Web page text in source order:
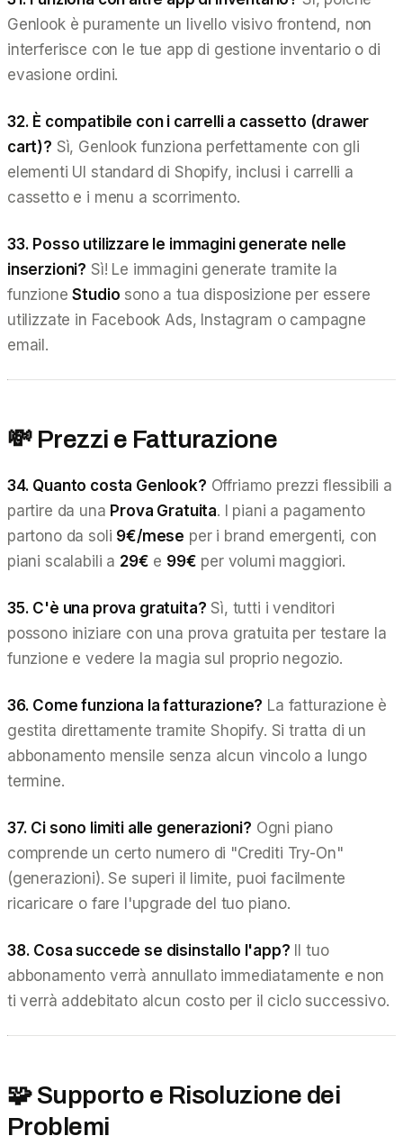
Genlook è puramente un livello visivo frontend, non
interferisce con le tue app di gestione inventario o di
evasione ordini.
32. È compatibile con i carrelli a cassetto (drawer
cart)? Sì, Genlook funziona perfettamente con gli
elementi UI standard di Shopify, inclusi i carrelli a
cassetto e i menu a scorrimento.
33. Posso utilizzare le immagini generate nelle
inserzioni? Sì! Le immagini generate tramite la
funzioneStudio sono a tua disposizione per essere
utilizzate in Facebook Ads, Instagram o campagne
email.
💸 Prezzi e Fatturazione
34. Quanto costa Genlook? Offriamo prezzi flessibili a
partire da una Prova Gratuita. I piani a pagamento
partono da soli 9€/mese per i brand emergenti, con
piani scalabili a 29€ e 99€ per volumi maggiori.
35. C'è una prova gratuita? Sì, tutti i venditori
possono iniziare con una prova gratuita per testare la
funzione e vedere la magia sul proprio negozio.
36. Come funziona la fatturazione? La fatturazione è
gestita direttamente tramite Shopify. Si tratta di un
abbonamento mensile senza alcun vincolo a lungo
termine.
37. Ci sono limiti alle generazioni? Ogni piano
comprende un certo numero di "Crediti Try-On"
(generazioni). Se superi il limite, puoi facilmente
ricaricare o fare l'upgrade del tuo piano.
38. Cosa succede se disinstallo l'app? Il tuo
abbonamento verrà annullato immediatamente e non
ti verrà addebitato alcun costo per il ciclo successivo.
🧩 Supporto e Risoluzione dei
Problemi